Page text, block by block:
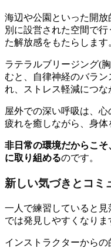
海辺や公園といった開
別に設営された空間で
た解放感をもたらします
ラテラルブリージング(
むと、自律神経のバラ
れ、ストレス軽減につな
屋外での深い呼吸は、
疲れを癒しながら、身体
非日常の環境だからこ
に取り組めるのです。
新しい気づきとコミ
一人で練習していると
では発見しやすくなりま
インストラクターからの